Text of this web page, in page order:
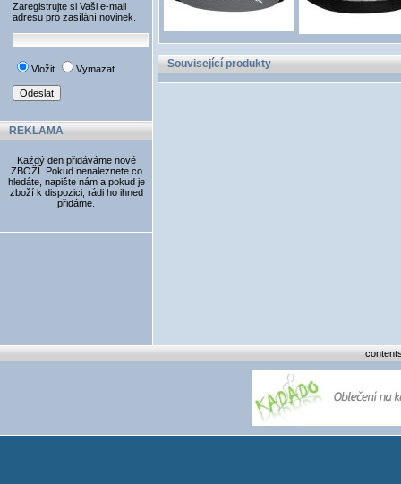
Zaregistrujte si Vaši e-mail
adresu pro zasílání novinek.
Vložit Vymazat
REKLAMA
Každý den přidáváme nové
ZBOŽÍ. Pokud nenaleznete co
hledáte, napište nám a pokud je
zboží k dispozici, rádi ho ihned
přidáme.
Související produkty